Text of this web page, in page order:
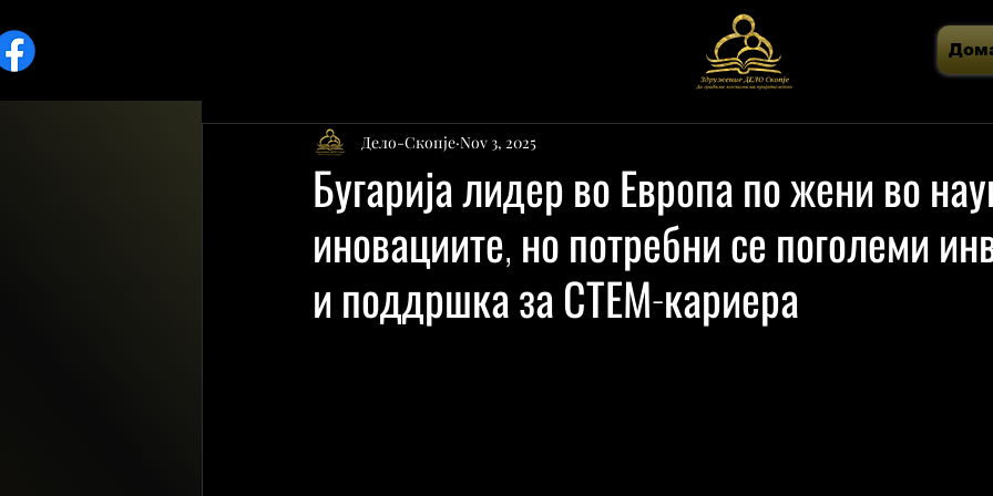
Бугарија лидер во Европа по жени во
иновациите, но потребни се поголеми
и поддршка за СТЕМ-кариера
Дело-Скопје Nov 3, 2025